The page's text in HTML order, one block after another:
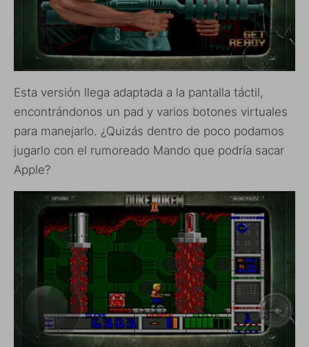
Esta versión llega adaptada a la pantalla táctil,
encontrándonos un pad y varios botones virtuales
para manejarlo. ¿Quizás dentro de poco podamos
jugarlo con el rumoreado Mando que podría sacar
Apple?